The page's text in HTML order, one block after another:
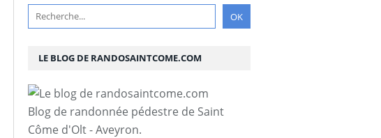
LE BLOG DE RANDOSAINTCOME.COM
Blog de randonnée pédestre de Saint
Côme d'Olt - Aveyron.